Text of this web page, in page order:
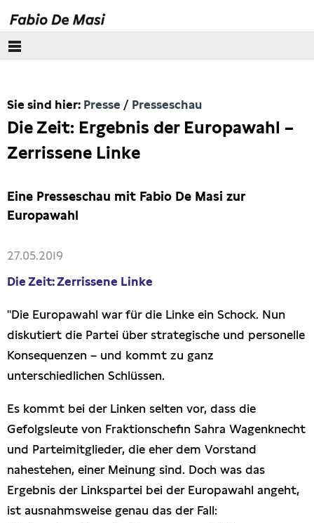
Europäisches Parlament
Themen
Pressebilder
Interviews
Presseschau
Publikationen
Anfragen (Archivseite)
Sie sind hier: Presse Presseschau
Die Zeit: Ergebnis der Europawahl –
Zerrissene Linke
Eine Presseschau mit Fabio De Masi zur
Europawahl
27.05.2019
Die Zeit: Zerrissene Linke
"Die Europawahl war für die Linke ein Schock. Nun
diskutiert die Partei über strategische und personelle
Konsequenzen – und kommt zu ganz
unterschiedlichen Schlüssen.
Es kommt bei der Linken selten vor, dass die
Gefolgsleute von Fraktionschefin Sahra Wagenknecht
und Parteimitglieder, die eher dem Vorstand
nahestehen, einer Meinung sind. Doch was das
Ergebnis der Linkspartei bei der Europawahl angeht,
ist ausnahmsweise genau das der Fall: